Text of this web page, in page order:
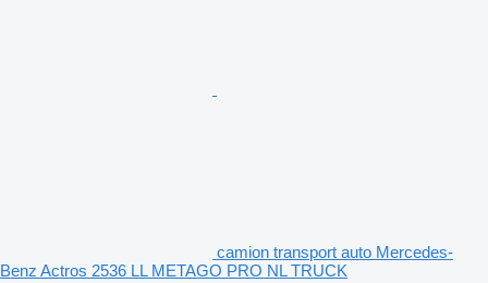
camion transport auto Mercedes-
Benz Actros 2536 LL METAGO PRO NL TRUCK